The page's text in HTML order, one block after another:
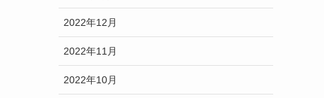
2022年12月
2022年11月
2022年10月